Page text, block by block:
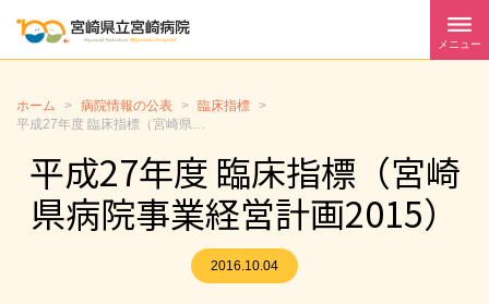
メニュー
ホーム > 病院情報の公表 > 臨床指標 >
平成27年度 臨床指標（宮崎県病院事業経営計画2015）
平成27年度 臨床指標（宮崎
県病院事業経営計画2015）
2016.10.04